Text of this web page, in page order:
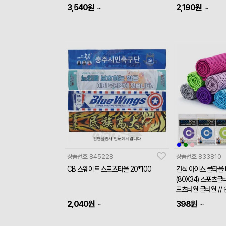
3,540원 ~ 2,190원 ~
상품번호 845228
CB 스웨이드 스포츠타올 20*100
2,040원 ~
상품번호 833810
건식 아이스 쿨타올
(80X34) 스포츠쿨
포츠타월 쿨타월 //
398원 ~